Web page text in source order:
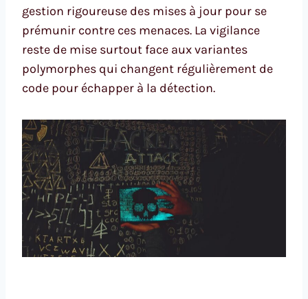
gestion rigoureuse des mises à jour pour se
prémunir contre ces menaces. La vigilance
reste de mise surtout face aux variantes
polymorphes qui changent régulièrement de
code pour échapper à la détection.